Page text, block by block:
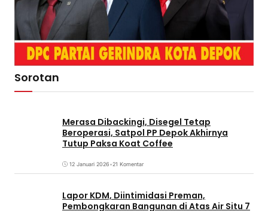
Sorotan
Merasa Dibackingi, Disegel Tetap
Beroperasi, Satpol PP Depok Akhirnya
Tutup Paksa Koat Coffee
12 Januari 2026•21 Komentar
Lapor KDM, Diintimidasi Preman,
Pembongkaran Bangunan di Atas Air Situ 7